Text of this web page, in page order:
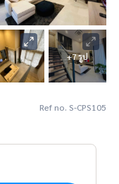
+7 รูป
Ref no. S-CPS105